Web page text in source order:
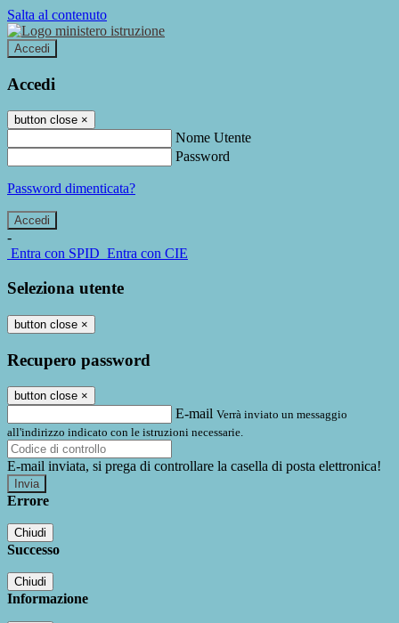
Salta al contenuto
Accedi
Accedi
button close ×
Nome Utente
Password
Password dimenticata?
-
Entra con SPID Entra con CIE
Seleziona utente
button close ×
Recupero password
button close ×
E-mail Verrà inviato un messaggio
all'indirizzo indicato con le istruzioni necessarie.
E-mail inviata, si prega di controllare la casella di posta elettronica!
Errore
Chiudi
Successo
Chiudi
Informazione